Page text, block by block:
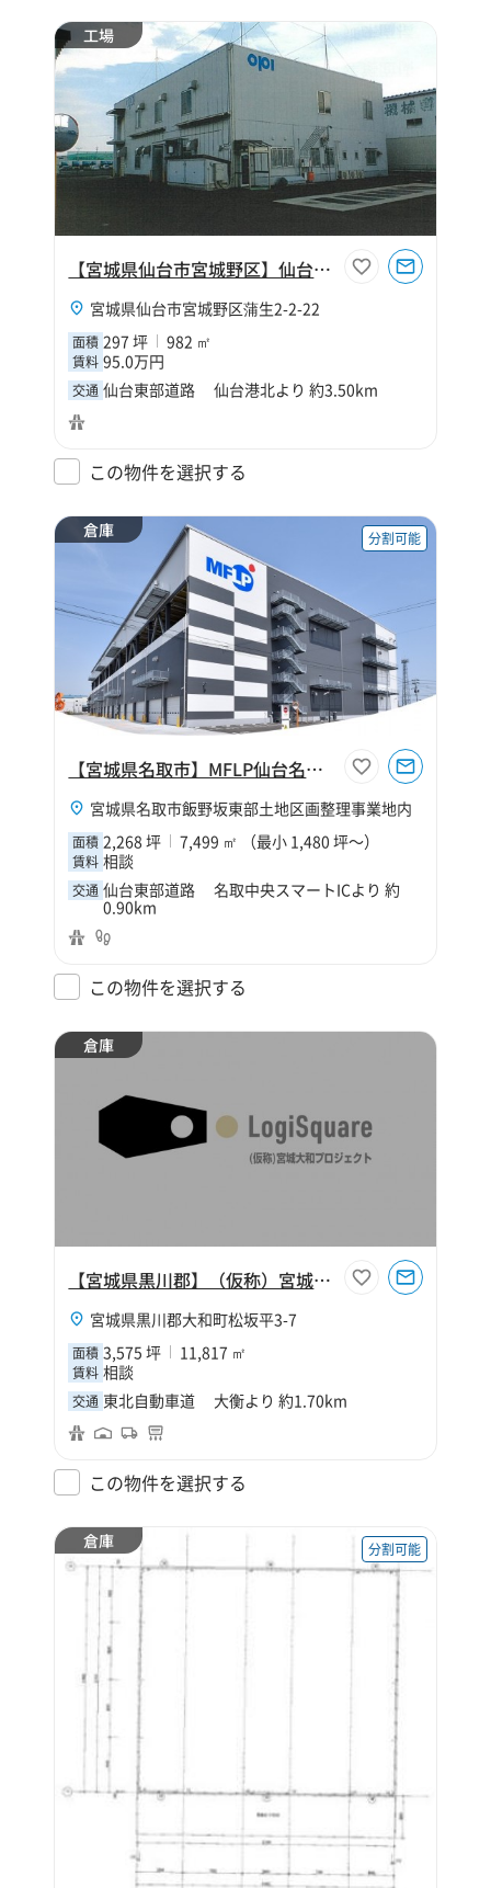
工場
【宮城県仙台市宮城野区】仙台市宮城野区蒲生2丁目297坪工場
宮城県仙台市宮城野区蒲生2-2-22
面積 297 坪 982 ㎡
賃料 95.0万円
交通 仙台東部道路 仙台港北より 約3.50km
この物件を選択する
倉庫 分割可能
【宮城県名取市】MFLP仙台名取Ⅰ
宮城県名取市飯野坂東部土地区画整理事業地内
面積 2,268 坪 7,499 ㎡ （最小 1,480 坪～）
賃料 相談
交通 仙台東部道路 名取中央スマートICより 約
0.90km
この物件を選択する
倉庫
【宮城県黒川郡】（仮称）宮城大和プロジェクト
宮城県黒川郡大和町松坂平3-7
面積 3,575 坪 11,817 ㎡
賃料 相談
交通 東北自動車道 大衡より 約1.70km
この物件を選択する
倉庫 分割可能